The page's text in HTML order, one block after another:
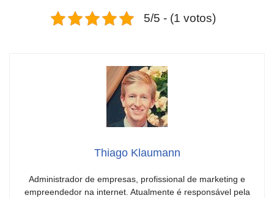
5/5 - (1 votos)
Thiago Klaumann
Administrador de empresas, profissional de marketing e
empreendedor na internet. Atualmente é responsável pela